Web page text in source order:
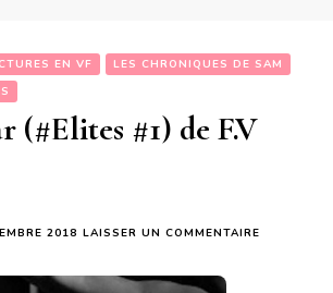
EN VF
LES CHRONIQUES DE SAM
(#Elites #1) de F.V
2018 LAISSER UN COMMENTAIRE